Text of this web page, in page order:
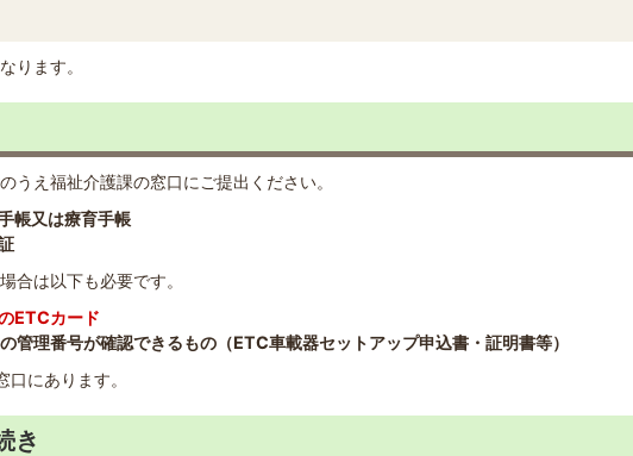
ります。
うえ福祉介護課の窓口にご提出ください。
帳又は療育手帳
合は以下も必要です。
ETCカード
管理番号が確認できるもの（ETC車載器セットアップ申込書・証明書等）
にあります。
き